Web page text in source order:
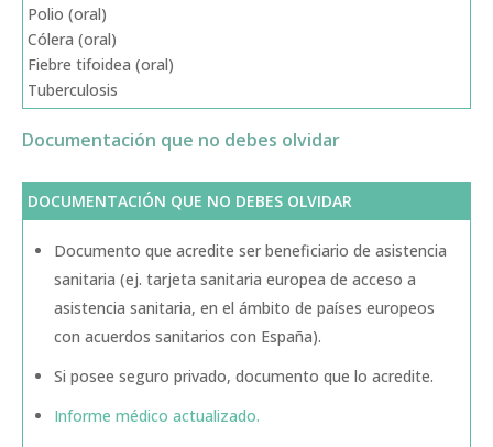
Polio (oral)
Cólera (oral)
Fiebre tifoidea (oral)
Tuberculosis
Documentación que no debes olvidar
DOCUMENTACIÓN QUE NO DEBES OLVIDAR
Documento que acredite ser beneficiario de asistencia
sanitaria (ej. tarjeta sanitaria europea de acceso a
asistencia sanitaria, en el ámbito de países europeos
con acuerdos sanitarios con España).
Si posee seguro privado, documento que lo acredite.
Informe médico actualizado.